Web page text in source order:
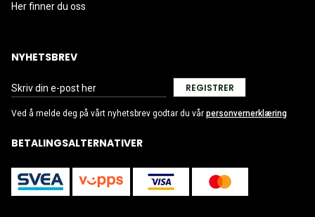
Her finner du oss
NYHETSBREV
REGISTRER
Ved å melde deg på vårt nyhetsbrev godtar du vår personvernerklæring
BETALINGSALTERNATIVER